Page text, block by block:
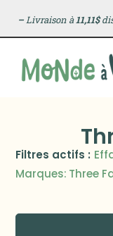
–Livraison à11,11$
Filtres actifs :
Marques: Three